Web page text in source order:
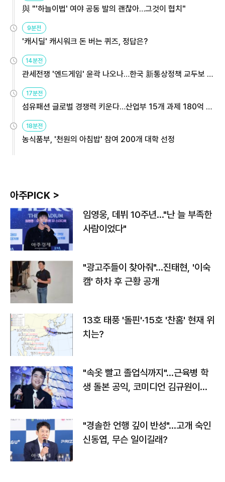
與 "'하늘이법' 여야 공동 발의 괜찮아…그것이 협치"
9분전
'캐시딜' 캐시워크 돈 버는 퀴즈, 정답은?
14분전
관세전쟁 '엔드게임' 윤곽 나오나…한국 新통상정책 교두보 활
용해야
17분전
섬유패션 글로벌 경쟁력 키운다…산업부 15개 과제 180억 지
원
18분전
농식품부, '천원의 아침밥' 참여 200개 대학 선정
아주PICK >
임영웅, 데뷔 10주년…"난 늘 부족한
사람이었다"
"광고주들이 찾아줘"…진태현, '이숙
캠' 하차 후 근황 공개
13호 태풍 '돌핀'·15호 '찬홈' 현재 위
치는?
"속옷 빨고 졸업식까지"…근육병 학
생 돌본 공익, 코미디언 김규원이었
"경솔한 언행 깊이 반성"…고개 숙인
신동엽, 무슨 일이길래?